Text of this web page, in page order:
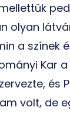
olyan
a színek
Kar
és
volt, de